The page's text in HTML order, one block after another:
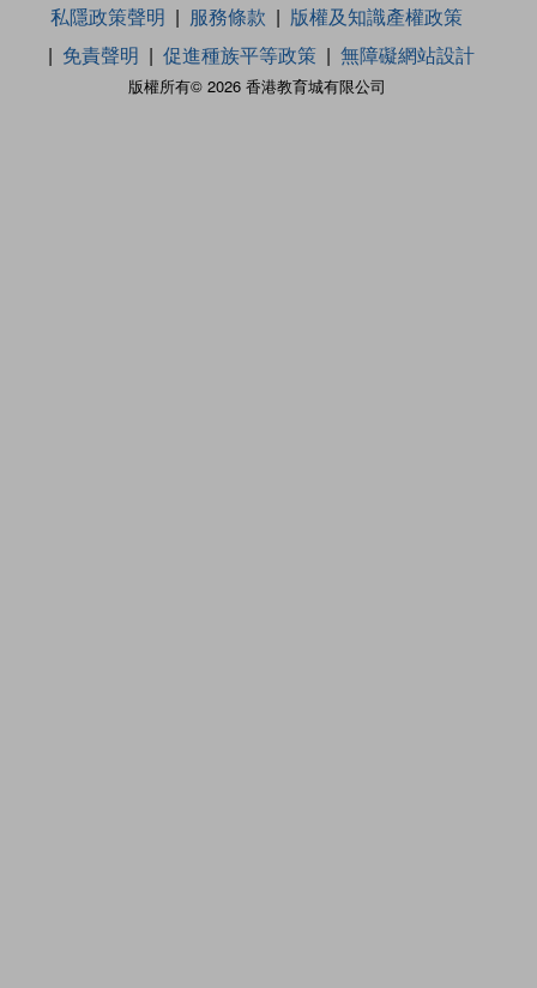
版權所有© 2026 香港教育城有限公司
私隱政策聲明 服務條款
版權及知識產權政策
免責聲明
促進種族平等政策 無障礙網站設計